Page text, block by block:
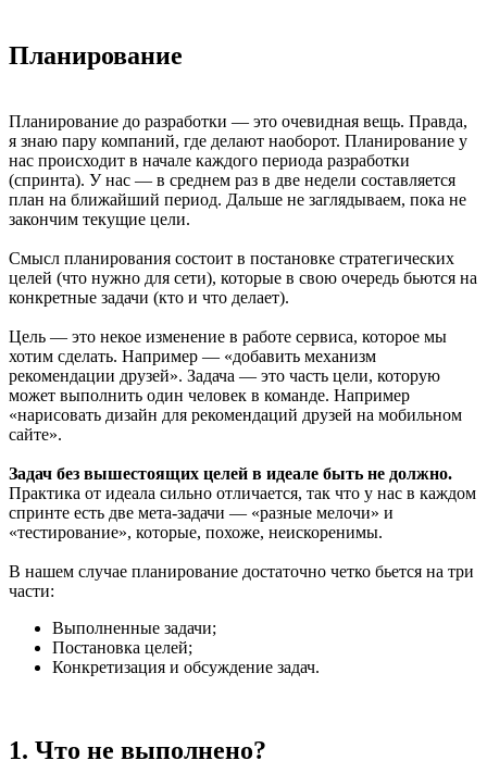
Планирование
Планирование до разработки — это очевидная вещь. Правда,
я знаю пару компаний, где делают наоборот. Планирование у
нас происходит в начале каждого периода разработки
(спринта). У нас — в среднем раз в две недели составляется
план на ближайший период. Дальше не заглядываем, пока не
закончим текущие цели.
Смысл планирования состоит в постановке стратегических
целей (что нужно для сети), которые в свою очередь бьются на
конкретные задачи (кто и что делает).
Цель — это некое изменение в работе сервиса, которое мы
хотим сделать. Например — «добавить механизм
рекомендации друзей». Задача — это часть цели, которую
может выполнить один человек в команде. Например
«нарисовать дизайн для рекомендаций друзей на мобильном
сайте».
Задач без вышестоящих целей в идеале быть не должно.
Практика от идеала сильно отличается, так что у нас в каждом
спринте есть две мета-задачи — «разные мелочи» и
«тестирование», которые, похоже, неискоренимы.
В нашем случае планирование достаточно четко бьется на три
части:
Выполненные задачи;
Постановка целей;
Конкретизация и обсуждение задач.
1. Что не выполнено?